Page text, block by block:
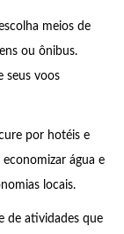
meios de
ou ônibus.
seus voos
por hotéis e
água e
locais.
de atividades que